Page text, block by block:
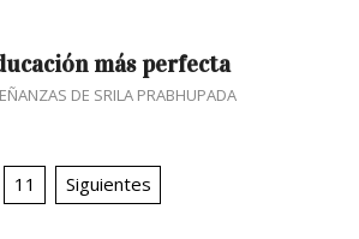
más perfecta
DE SRILA PRABHUPADA
11 Siguientes